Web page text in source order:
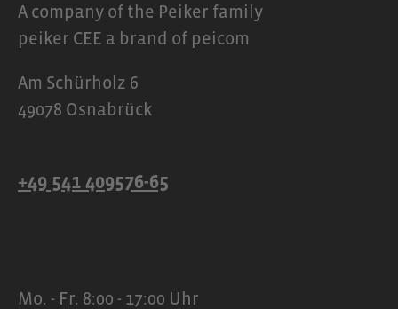
A company of the Peiker family
peiker CEE a brand of peicom
Am Schürholz 6
49078 Osnabrück
+49 541 409576-65
Mo. - Fr. 8:00 - 17:00 Uhr